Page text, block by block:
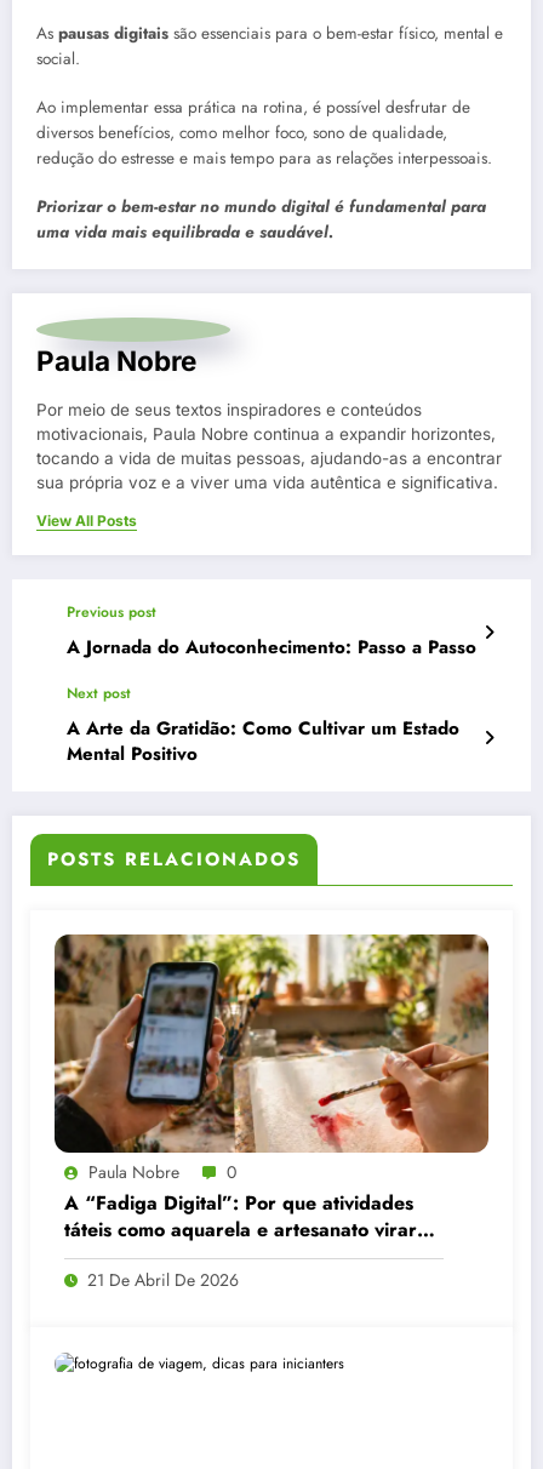
As pausas digitais são essenciais para o bem-estar físico, mental e
social.
Ao implementar essa prática na rotina, é possível desfrutar de
diversos benefícios, como melhor foco, sono de qualidade,
redução do estresse e mais tempo para as relações interpessoais.
Priorizar o bem-estar no mundo digital é fundamental para
uma vida mais equilibrada e saudável.
Paula Nobre
Por meio de seus textos inspiradores e conteúdos
motivacionais, Paula Nobre continua a expandir horizontes,
tocando a vida de muitas pessoas, ajudando-as a encontrar
sua própria voz e a viver uma vida autêntica e significativa.
View All Posts
Previous post
A Jornada do Autoconhecimento: Passo a Passo
Next post
A Arte da Gratidão: Como Cultivar um Estado
Mental Positivo
POSTS RELACIONADOS
Paula Nobre 0
A “Fadiga Digital”: Por que atividades
táteis como aquarela e artesanato viraram
a principal recomendação contra o
estresse
21 De Abril De 2026